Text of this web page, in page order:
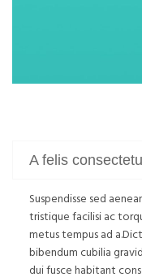
A felis
Suspendisse sed
tristique facilisi ac
metus tempus ad
bibendum cubilia
dui fusce habitant